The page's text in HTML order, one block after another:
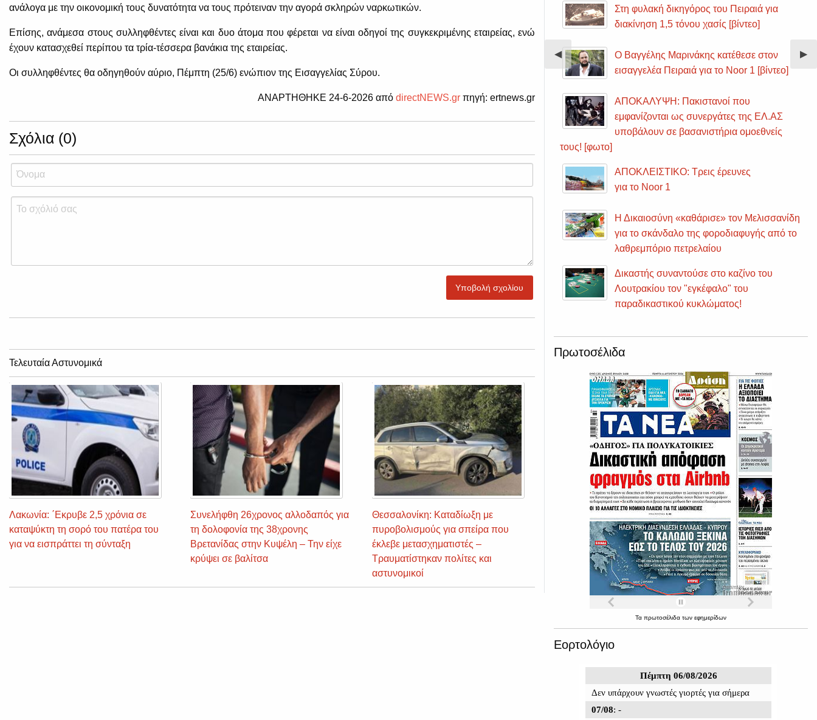
ανάλογα με την οικονομική τους δυνατότητα να τους πρότειναν την αγορά σκληρών ναρκωτικών.
Επίσης, ανάμεσα στους συλληφθέντες είναι και δυο άτομα που φέρεται να είναι οδηγοί της συγκεκριμένης εταιρείας, ενώ
έχουν κατασχεθεί περίπου τα τρία-τέσσερα βανάκια της εταιρείας.
Οι συλληφθέντες θα οδηγηθούν αύριο, Πέμπτη (25/6) ενώπιον της Εισαγγελίας Σύρου.
ΑΝΑΡΤΗΘΗΚΕ 24-6-2026 από directNEWS.gr πηγή: ertnews.gr
Σχόλια (0)
Υποβολή σχολίου
Τελευταία Αστυνομικά
Λακωνία: ΄Εκρυβε 2,5 χρόνια σε
καταψύκτη τη σορό του πατέρα του
για να εισπράττει τη σύνταξη
Συνελήφθη 26χρονος αλλοδαπός για
τη δολοφονία της 38χρονης
Βρετανίδας στην Κυψέλη – Την είχε
κρύψει σε βαλίτσα
Θεσσαλονίκη: Καταδίωξη με
πυροβολισμούς για σπείρα που
έκλεβε μετασχηματιστές –
Τραυματίστηκαν πολίτες και
αστυνομικοί
Previous
Slide
◀︎ ▶︎
Στη φυλακή δικηγόρος του Πειραιά για
διακίνηση 1,5 τόνου χασίς [βίντεο]
Ο Βαγγέλης Μαρινάκης κατέθεσε στον
εισαγγελέα Πειραιά για το Noor 1 [βίντεο]
ΑΠΟΚΑΛΥΨΗ: Πακιστανοί που
εμφανίζονται ως συνεργάτες της ΕΛ.ΑΣ
υποβάλουν σε βασανιστήρια ομοεθνείς
τους! [φωτο]
ΑΠΟΚΛΕΙΣΤΙΚΟ: Τρεις έρευνες
για το Noor 1
Η Δικαιοσύνη «καθάρισε» τον Μελισσανίδη
για το σκάνδαλο της φοροδιαφυγής από το
λαθρεμπόριο πετρελαίου
Δικαστής συναντούσε στο καζίνο του
Λουτρακίου τον "εγκέφαλο" του
παραδικαστικού κυκλώματος!
Πρωτοσέλιδα
Τα πρωτοσέλιδα των εφημερίδων
Εορτολόγιο